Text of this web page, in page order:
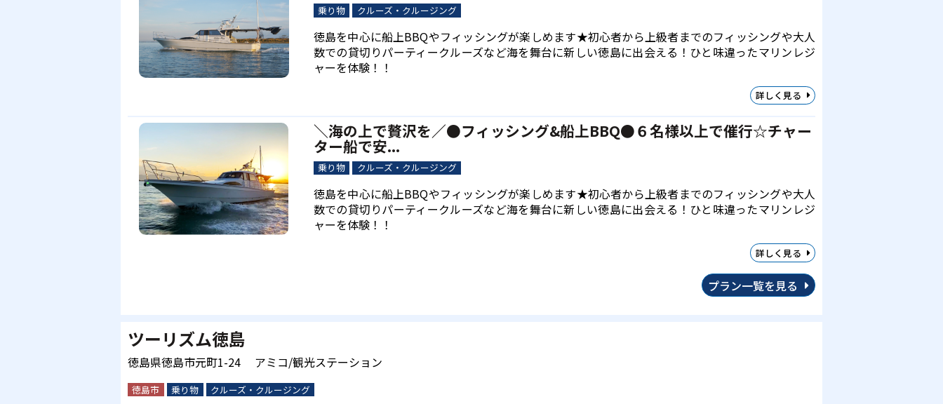
乗り物 クルーズ・クルージング
徳島を中心に船上BBQやフィッシングが楽しめます★初心者から上級者までのフィッシングや大人
数での貸切りパーティークルーズなど海を舞台に新しい徳島に出会える！ひと味違ったマリンレジ
ャーを体験！！
詳しく見る
＼海の上で贅沢を／●フィッシング&船上BBQ●６名様以上で催行☆チャー
ター船で安...
乗り物 クルーズ・クルージング
徳島を中心に船上BBQやフィッシングが楽しめます★初心者から上級者までのフィッシングや大人
数での貸切りパーティークルーズなど海を舞台に新しい徳島に出会える！ひと味違ったマリンレジ
ャーを体験！！
詳しく見る
プラン一覧を見る
ツーリズム徳島
徳島県徳島市元町1-24 アミコ/観光ステーション
徳島市 乗り物 クルーズ・クルージング